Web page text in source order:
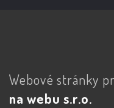
Webové stránky
na webu s.r.o.